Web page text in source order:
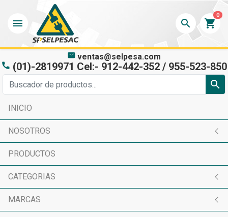
menu search shopping_cart
0
mail ventas@selpesa.com
phone (01)-2819971 Cel:- 912-442-352 / 955-523-850
search
INICIO
NOSOTROS
PRODUCTOS
CATEGORIAS
MARCAS